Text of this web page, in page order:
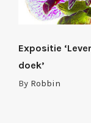
Expositie
doek’
By Robbin